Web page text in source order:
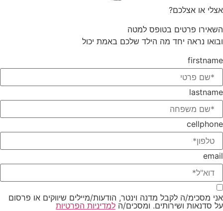
אצלי או אצלכם?
השאירו פרטים בטופס למטה
ובואו נראה יחד מה הילד שלכם באמת יכול
firstname
lastname
cellphone
email
אני מסכימ/ה לקבל מדנה וינטר, הודעות/מיילים שיווקים או פרסום
על סדנאות ושירותים. ומסכים/ה למדיניות הפרטיות